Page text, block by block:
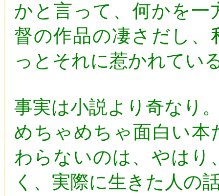
かと言って、何かを一
督の作品の凄さだし、
っとそれに惹かれてい
事実は小説より奇なり
めちゃめちゃ面白い本
わらないのは、やはり
く、実際に生きた人の